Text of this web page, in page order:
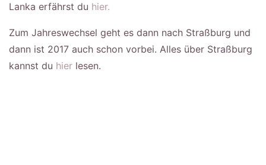
Lanka erfährst du hier.
Zum Jahreswechsel geht es dann nach Straßburg und
dann ist 2017 auch schon vorbei. Alles über Straßburg
kannst du hier lesen.